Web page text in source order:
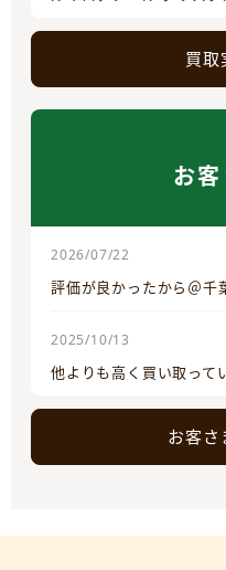
買取
お
2026/07/22
評価が良かったから＠千
2025/10/13
他よりも高く買い取って
お客さ